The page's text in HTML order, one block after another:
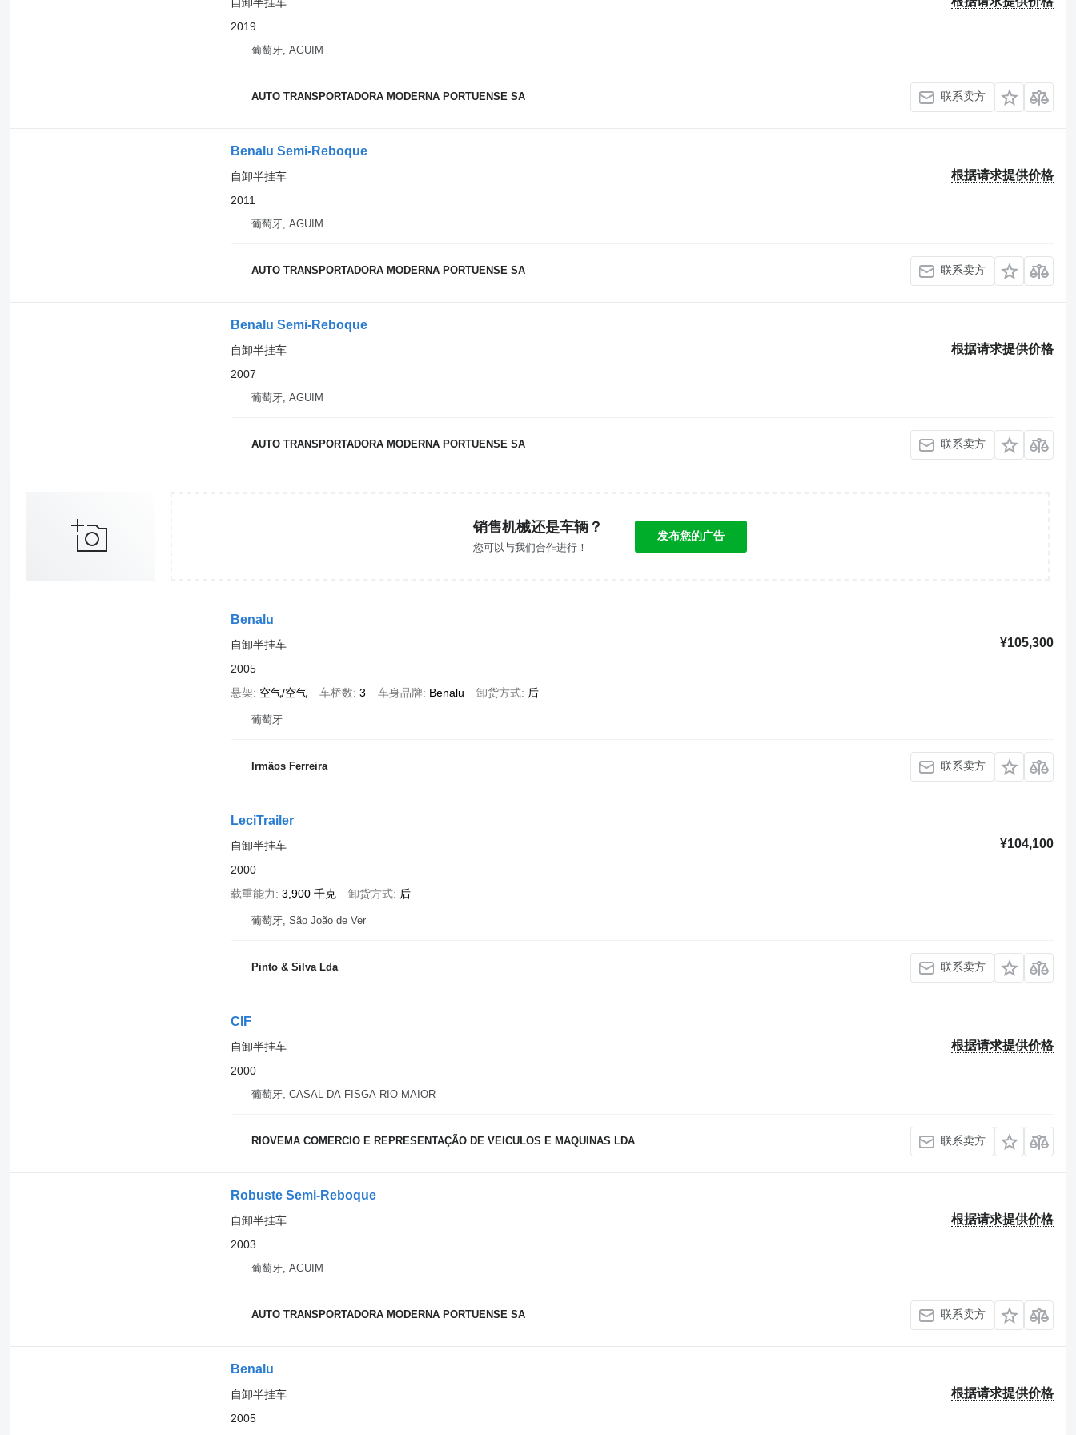
2019
葡萄牙, AGUIM
AUTO TRANSPORTADORA MODERNA PORTUENSE SA 联系卖方
Benalu Semi-Reboque
根据请求提供价格
自卸半挂车
2011
葡萄牙, AGUIM
AUTO TRANSPORTADORA MODERNA PORTUENSE SA 联系卖方
Benalu Semi-Reboque
根据请求提供价格
自卸半挂车
2007
葡萄牙, AGUIM
AUTO TRANSPORTADORA MODERNA PORTUENSE SA 联系卖方
销售机械还是车辆？
您可以与我们合作进行！
发布您的广告
Benalu
¥105,300
自卸半挂车
2005
悬架
空气/空气 车桥数 3 车身品牌 Benalu 卸货方式 后
葡萄牙
Irmãos Ferreira 联系卖方
LeciTrailer
¥104,100
自卸半挂车
2000
载重能力
3,900 千克 卸货方式 后
葡萄牙, São João de Ver
Pinto & Silva Lda 联系卖方
CIF
根据请求提供价格
自卸半挂车
2000
葡萄牙, CASAL DA FISGA RIO MAIOR
RIOVEMA COMERCIO E REPRESENTAÇÃO DE VEICULOS E MAQUINAS LDA 联系卖方
Robuste Semi-Reboque
根据请求提供价格
自卸半挂车
2003
葡萄牙, AGUIM
AUTO TRANSPORTADORA MODERNA PORTUENSE SA 联系卖方
Benalu
根据请求提供价格
自卸半挂车
2005